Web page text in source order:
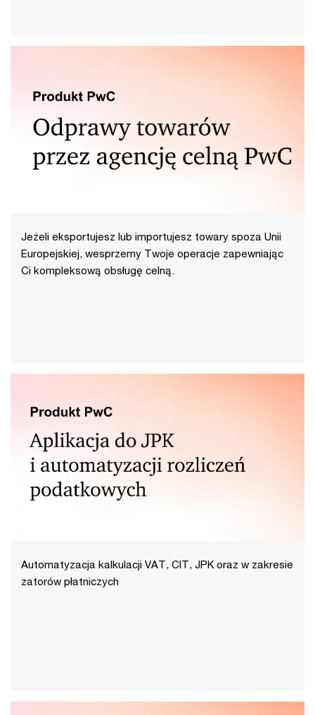
Jeżeli eksportujesz lub importujesz towary spoza Unii
Europejskiej, wesprzemy Twoje operacje zapewniając
Ci kompleksową obsługę celną.
Automatyzacja kalkulacji VAT, CIT, JPK oraz w zakresie
zatorów płatniczych